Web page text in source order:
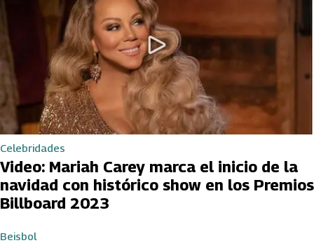
Celebridades
Video: Mariah Carey marca el inicio de la
navidad con histórico show en los Premios
Billboard 2023
Beisbol